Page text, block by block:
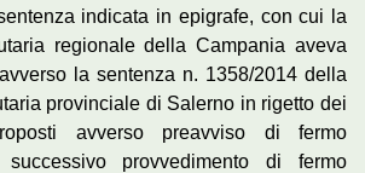
indicata in epigrafe, con cui la
regionale della Campania aveva
la sentenza n. 1358/2014 della
provinciale di Salerno in rigetto dei
avverso preavviso di fermo
provvedimento di fermo